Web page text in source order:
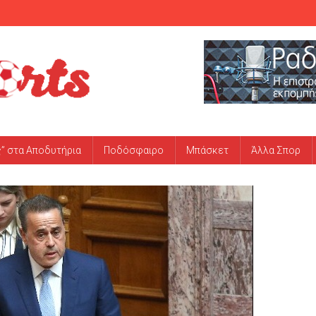
στα Αποδυτήρια Ποδόσφαιρο Μπάσκετ Άλλα Σπορ